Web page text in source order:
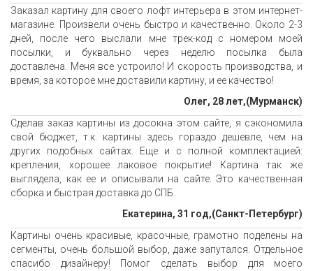
Заказал картину для своего лофт интерьера в этом интернет-
магазине. Произвели очень быстро и качественно. Около 2-3
дней, после чего выслали мне трек-код с номером моей
посылки, и буквально через неделю посылка была
доставлена. Меня все устроило! И скорость производства, и
время, за которое мне доставили картину, и ее качество!
Олег, 28 лет,(Мурманск)
Сделав заказ картины из досокна этом сайте, я сэкономила
свой бюджет, т.к. картины здесь гораздо дешевле, чем на
других подобных сайтах. Еще и с полной комплектацией:
крепления, хорошее лаковое покрытие! Картина так же
выглядела, как ее и описывали на сайте. Это качественная
сборка и быстрая доставка до СПБ.
Екатерина, 31 год,(Санкт-Петербург)
Картины очень красивые, красочные, грамотно поделены на
сегменты, очень большой выбор, даже запутался. Отдельное
спасибо дизайнеру! Помог сделать выбор для моего